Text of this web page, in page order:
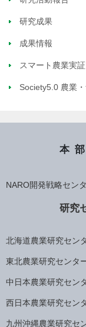
研究成果
成果情報
スマート農業実
Society5.0 農業
本部
NARO開発戦略セン
研究
北海道農業研究セン
東北農業研究センタ
中日本農業研究セン
西日本農業研究セン
九州沖縄農業研究セ